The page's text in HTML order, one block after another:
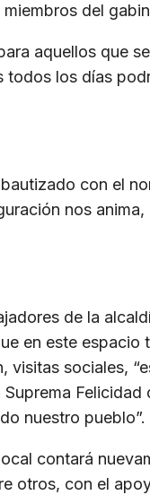
del
aquellos que
los días
con el
nos
de la
en este espacio
sociales,
nuestro pueblo”.
contará
otros, con el